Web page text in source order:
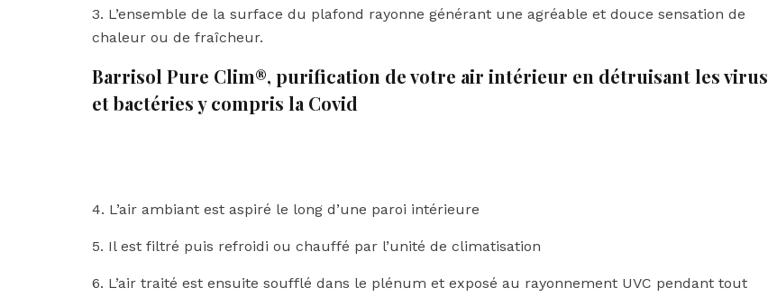
3. L’ensemble de la surface du plafond rayonne générant une agréable et douce sensation de
chaleur ou de fraîcheur.
Barrisol Pure Clim®, purification de votre air intérieur en détruisant les virus
et bactéries y compris la Covid
4. L’air ambiant est aspiré le long d’une paroi intérieure
5. Il est filtré puis refroidi ou chauffé par l’unité de climatisation
6. L’air traité est ensuite soufflé dans le plénum et exposé au rayonnement UVC pendant tout